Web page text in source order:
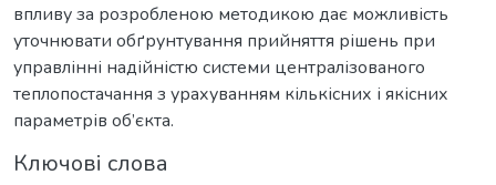
впливу за розробленою методикою дає можливість
уточнювати обґрунтування прийняття рішень при
управлінні надійністю системи централізованого
теплопостачання з урахуванням кількісних і якісних
параметрів об’єкта.
Ключові слова